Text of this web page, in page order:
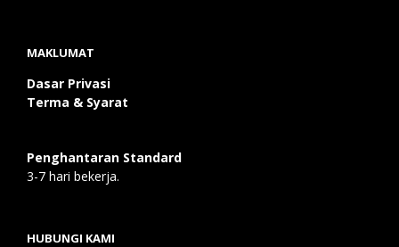
MAKLUMAT
Dasar Privasi
Terma & Syarat
Penghantaran Standard
3-7 hari bekerja.
HUBUNGI KAMI